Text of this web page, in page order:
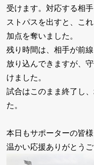
受けます。対応する相
ストパスを出すと、こ
加点を奪いました。
残り時間は、相手が前
放り込んできますが、
けました。
試合はこのまま終了し
た。
本日もサポーターの皆
温かい応援ありがとうご